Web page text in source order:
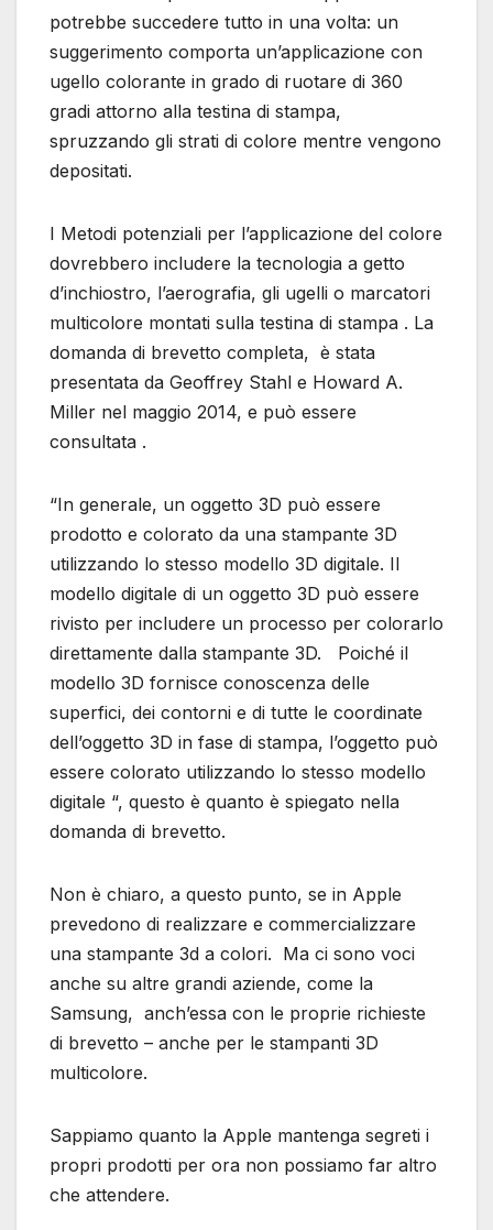
potrebbe succedere tutto in una volta: un
suggerimento comporta un’applicazione con
ugello colorante in grado di ruotare di 360
gradi attorno alla testina di stampa,
spruzzando gli strati di colore mentre vengono
depositati.
I Metodi potenziali per l’applicazione del colore
dovrebbero includere la tecnologia a getto
d’inchiostro, l’aerografia, gli ugelli o marcatori
multicolore montati sulla testina di stampa . La
domanda di brevetto completa, è stata
presentata da Geoffrey Stahl e Howard A.
Miller nel maggio 2014, e può essere
consultata .
“In generale, un oggetto 3D può essere
prodotto e colorato da una stampante 3D
utilizzando lo stesso modello 3D digitale. Il
modello digitale di un oggetto 3D può essere
rivisto per includere un processo per colorarlo
direttamente dalla stampante 3D. Poiché il
modello 3D fornisce conoscenza delle
superfici, dei contorni e di tutte le coordinate
dell’oggetto 3D in fase di stampa, l’oggetto può
essere colorato utilizzando lo stesso modello
digitale “, questo è quanto è spiegato nella
domanda di brevetto.
Non è chiaro, a questo punto, se in Apple
prevedono di realizzare e commercializzare
una stampante 3d a colori. Ma ci sono voci
anche su altre grandi aziende, come la
Samsung, anch’essa con le proprie richieste
di brevetto – anche per le stampanti 3D
multicolore.
Sappiamo quanto la Apple mantenga segreti i
propri prodotti per ora non possiamo far altro
che attendere.